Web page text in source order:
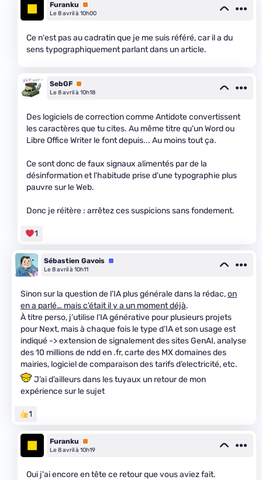
Furanku
Premium
Le 8 avril à 10h00
Ce n'est pas au cadratin que je me suis référé, car il a du
sens typographiquement parlant dans un article.
SebGF Premium
Le 8 avril à 10h18
Des logiciels de correction comme Antidote convertissent
les caractères que tu cites. Au même titre qu'un Word ou
Libre Office Writer le font depuis... Au moins tout ça.
Ce sont donc de faux signaux alimentés par de la
désinformation et l'habitude prise d'une typographie plus
pauvre sur le Web.
Donc je réitère : arrêtez ces suspicions sans fondement.
1
Sébastien Gavois Équipe
Le 8 avril à 10h11
Sinon sur la question de l’IA plus générale dans la rédac,on
en a parlé… mais c’était il y a un moment déjà.
À titre perso, j’utilise l’IA générative pour plusieurs projets
pour Next, mais à chaque fois le type d’IA et son usage est
indiqué -> extension de signalement des sites GenAI, analyse
des 10 millions de ndd en .fr, carte des MX domaines des
mairies, logiciel de comparaison des tarifs d’electricité, etc.
J’ai d’ailleurs dans les tuyaux un retour de mon
expérience sur le sujet
1
Furanku
Premium
Le 8 avril à 10h19
Oui j'ai encore en tête ce retour que vous aviez fait.